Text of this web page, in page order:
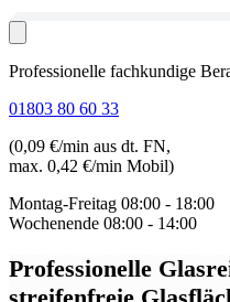
Professionelle fachkundige
01803 80 60 33
(0,09 €/min aus dt. FN,
max. 0,42 €/min Mobil)
Montag-Freitag 08:00 - 18:00
Wochenende 08:00 - 14:00
Professionelle